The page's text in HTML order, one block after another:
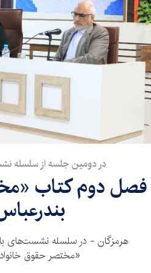
در دومین جلسه از سلسله‌
فصل دوم کتاب
هرمزگان - در سلسله‌ نشست‌های
«مختصر حقوق